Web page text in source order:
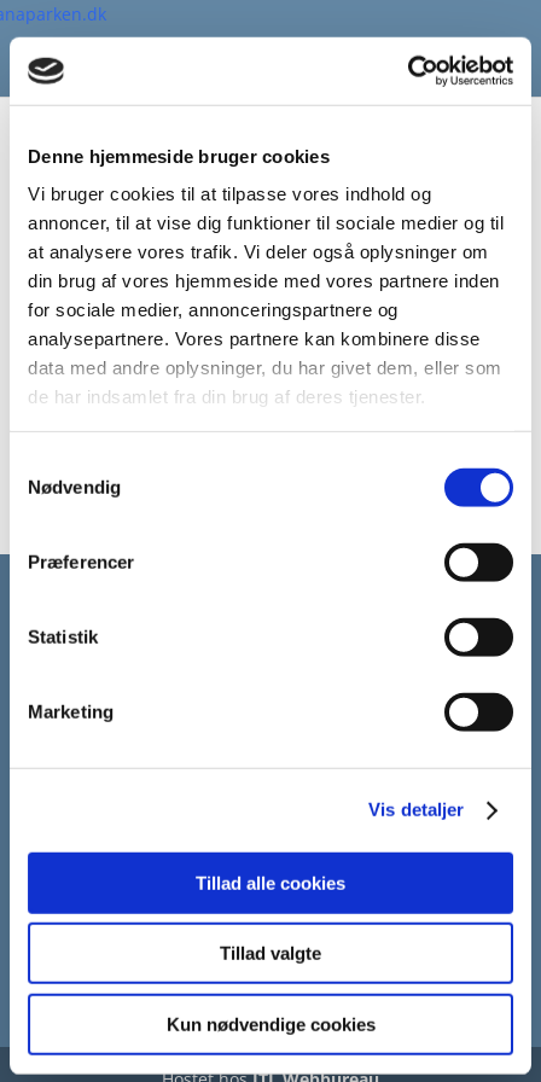
Denne hjemmeside bruger cookies
Vi bruger cookies til at tilpasse vores indhold og
annoncer, til at vise dig funktioner til sociale medier og til
at analysere vores trafik. Vi deler også oplysninger om
din brug af vores hjemmeside med vores partnere inden
for sociale medier, annonceringspartnere og
analysepartnere. Vores partnere kan kombinere disse
data med andre oplysninger, du har givet dem, eller som
de har indsamlet fra din brug af deres tjenester.
Nødvendig
Præferencer
Statistik
Marketing
Vis detaljer
Tillad alle cookies
Tillad valgte
Kun nødvendige cookies
Administrator
Deas A/S
Dirch Passers Allé 76
2000 Frederiksberg
Line Hartmann
Telefon: 70 30 20 20
Kontakt os
8700 Horsens
info@danaparken.dk
Læs voresCookiepolitik